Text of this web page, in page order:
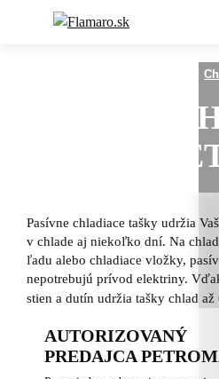
PASÍVNE
TAŠKY
Pasívne chladiace tašky udržia
v chlade aj niekoľko dní. Na
ľadu alebo chladiace vložky,
nepotrebujú prívod elektriny.
stien a dutín udržia tašky chlad až
AUTORIZOVANÝ
PREDAJCA